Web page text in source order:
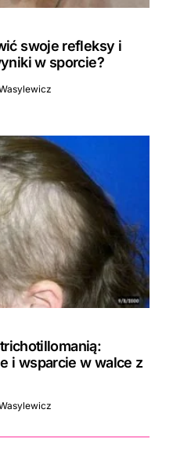
swoje refleksy i
w sporcie?
i wsparcie w walce z